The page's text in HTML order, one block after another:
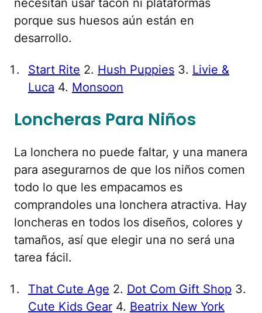
porque sus huesos aún están en
desarrollo.
Start Rite 2. Hush Puppies 3. Livie &
Luca 4. Monsoon
Loncheras Para Niños
La lonchera no puede faltar, y una manera
para asegurarnos de que los niños comen
todo lo que les empacamos es
comprandoles una lonchera atractiva. Hay
loncheras en todos los diseños, colores y
tamaños, así que elegir una no será una
tarea fácil.
That Cute Age 2. Dot Com Gift Shop 3.
Cute Kids Gear 4. Beatrix New York